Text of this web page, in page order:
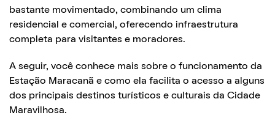
bastante movimentado, combinando um clima
residencial e comercial, oferecendo infraestrutura
completa para visitantes e moradores.
A seguir, você conhece mais sobre o funcionamento da
Estação Maracanã e como ela facilita o acesso a alguns
dos principais destinos turísticos e culturais da Cidade
Maravilhosa.